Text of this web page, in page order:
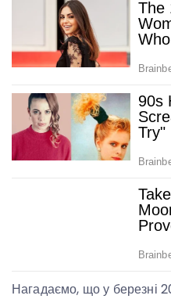
Нагадаємо, що у березні